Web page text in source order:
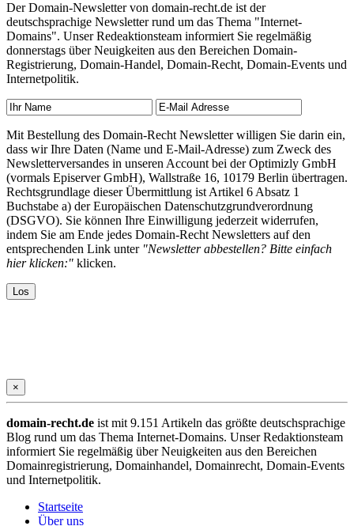
Der Domain-Newsletter von domain-recht.de ist der
deutschsprachige Newsletter rund um das Thema "Internet-
Domains". Unser Redeaktionsteam informiert Sie regelmäßig
donnerstags über Neuigkeiten aus den Bereichen Domain-
Registrierung, Domain-Handel, Domain-Recht, Domain-Events und
Internetpolitik.
Mit Bestellung des Domain-Recht Newsletter willigen Sie darin ein,
dass wir Ihre Daten (Name und E-Mail-Adresse) zum Zweck des
Newsletterversandes in unseren Account bei der Optimizly GmbH
(vormals Episerver GmbH), Wallstraße 16, 10179 Berlin übertragen.
Rechtsgrundlage dieser Übermittlung ist Artikel 6 Absatz 1
Buchstabe a) der Europäischen Datenschutzgrundverordnung
(DSGVO). Sie können Ihre Einwilligung jederzeit widerrufen,
indem Sie am Ende jedes Domain-Recht Newsletters auf den
entsprechenden Link unter "Newsletter abbestellen? Bitte einfach
hier klicken:" klicken.
×
domain-recht.de ist mit 9.151 Artikeln das größte deutschsprachige
Blog rund um das Thema Internet-Domains. Unser Redaktionsteam
informiert Sie regelmäßig über Neuigkeiten aus den Bereichen
Domainregistrierung, Domainhandel, Domainrecht, Domain-Events
und Internetpolitik.
Startseite
Über uns